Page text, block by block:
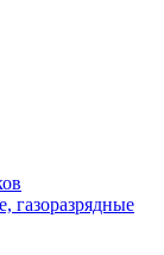
газоразрядные